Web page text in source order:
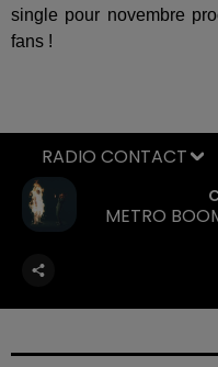
single pour novembre
fans !
METRO